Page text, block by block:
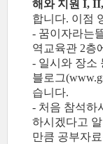
해와 지원 I,
합니다. 이점
- 꿈이자라는
역교육관 2층
- 일시와 장소
블로그
습니다.
- 처음 참석하
하시겠다고
만큼 공부자